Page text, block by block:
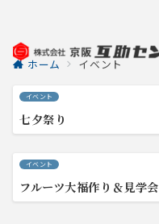
ホーム イベント
イベント
七夕祭り
イベント
フルーツ大福作り＆見学会